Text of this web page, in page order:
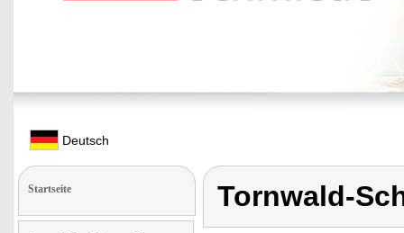
Deutsch
Startseite Tornwald-